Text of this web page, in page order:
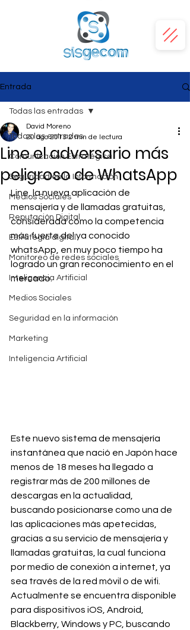
Entrada
Todas las entradas
Comunicación Estratégica
Seguridad en la Información
Medios Sociales
Reputación Digital
Estrategia digital
Monitoreo de redes sociales
Inteligencia Artificial
Medios Sociales
Seguridad en la información
Marketing
Inteligencia Artificial
Todas las entradas
Line el adversario más
peligroso de WhatsApp
David Moreno
20 ago 2013 2 min de lectura
Line, la nueva aplicación de
mensajería y de llamadas gratuitas,
considerada como la competencia
más fuerte del ya conocido
whatsApp, en muy poco tiempo ha
logrado un gran reconocimiento en el
mercado.
Este nuevo sistema de mensajería
instantánea que nació en Japón hace
menos de 18 meses ha llegado a
registrar más de 200 millones de
descargas en la actualidad,
buscando posicionarse como una de
las aplicaciones más apetecidas,
gracias a su servicio de mensajería y
llamadas gratuitas, la cual funciona
por medio de conexión a internet, ya
sea través de la red móvil o de wifi.
Actualmente se encuentra disponible
para dispositivos iOS, Android,
Blackberry, Windows y PC, buscando